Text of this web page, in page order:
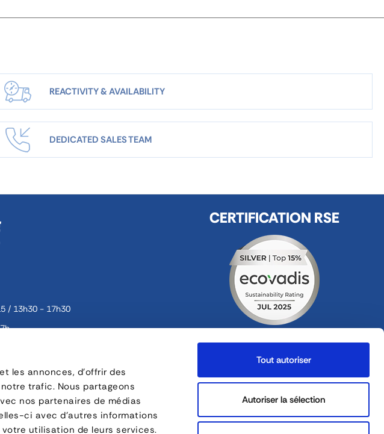
les annonces, d'offrir des
trafic. Nous partageons
nos partenaires de médias
ci avec d'autres informations
utilisation de leurs services.
Tout autoriser
Autoriser la sélection
REACTIVITY & AVAILABILITY
DEDICATED SALES TEAM
/ 13h30 - 17h30
- 21 700 Nuits-Saint-Georges
CERTIFICATION RSE
FOLLOW US
FORANKRA is a part of